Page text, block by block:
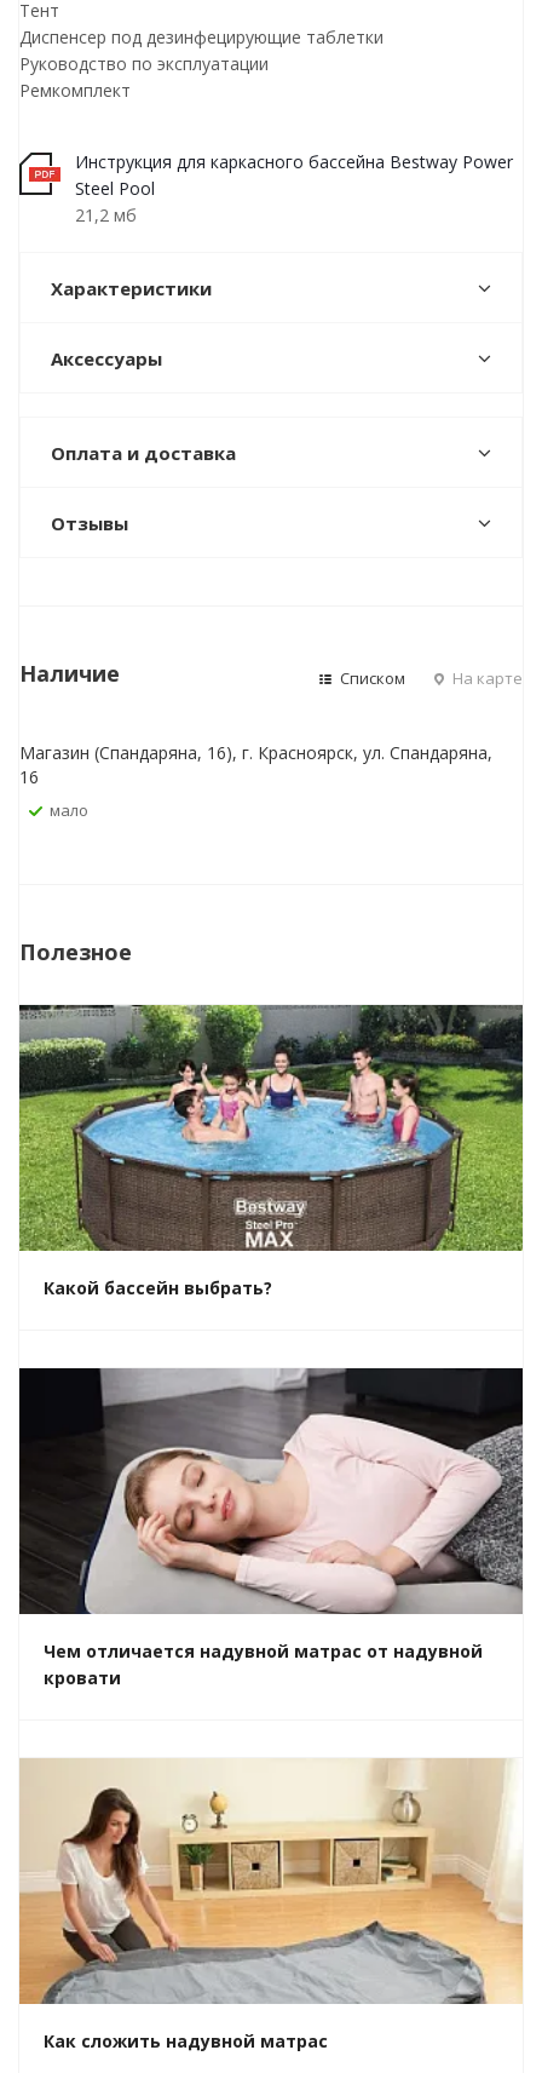
Тент
Диспенсер под дезинфецирующие таблетки
Руководство по эксплуатации
Ремкомплект
Инструкция для каркасного бассейна Bestway Power
Steel Pool
21,2 мб
Характеристики
Аксессуары
Оплата и доставка
Отзывы
Наличие Списком На карте
Магазин (Спандаряна, 16), г. Красноярск, ул. Спандаряна,
16
Мало
Полезное
Какой бассейн выбрать?
Чем отличается надувной матрас от надувной
кровати
Как сложить надувной матрас